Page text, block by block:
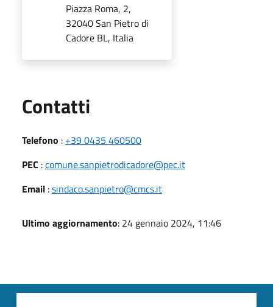
Piazza Roma, 2,
32040 San Pietro di
Cadore BL, Italia
Contatti
Telefono : +39 0435 460500
PEC :comune.sanpietrodicadore@pec.it
Email :sindaco.sanpietro@cmcs.it
Ultimo aggiornamento: 24 gennaio 2024, 11:46